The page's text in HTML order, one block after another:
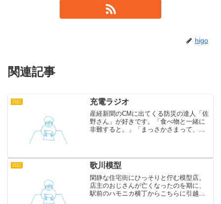
higo
関連記事
日記 充電ラジオ
産経新聞のCMに出てくる防災の達人「佐
野さん」が好きです。「食べ物と一緒に
非難すると。」「まっさかさまって、頭
式充電ラジオ「防災王...
日記 歌川模型
閑静な住宅街にひっそりと佇む模型店。
店主のおじさんが亡くなったのを期に、
駅前のハモニカ横丁からこちらに引越し